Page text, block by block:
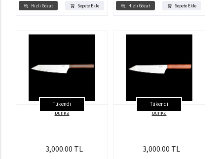
Hızlı Gözat Sepete Ekle Hızlı Gözat Sepete Ekle
Tükendi
bunka
3,000.00 TL
Tükendi
bunka
3,000.00 TL